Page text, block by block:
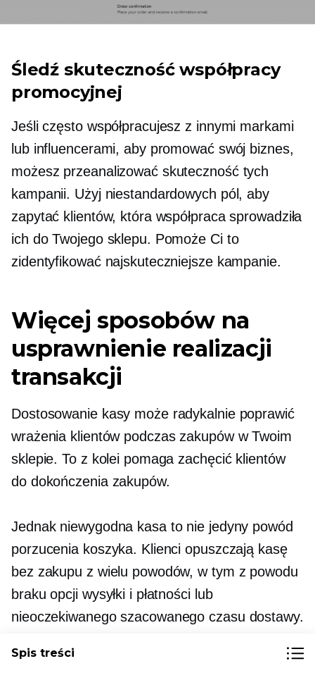
Śledź skuteczność współpracy
promocyjnej
Jeśli często współpracujesz z innymi markami
lub influencerami, aby promować swój biznes,
możesz przeanalizować skuteczność tych
kampanii. Użyj niestandardowych pól, aby
zapytać klientów, która współpraca sprowadziła
ich do Twojego sklepu. Pomoże Ci to
zidentyfikować najskuteczniejsze kampanie.
Więcej sposobów na
usprawnienie realizacji
transakcji
Dostosowanie kasy może radykalnie poprawić
wrażenia klientów podczas zakupów w Twoim
sklepie. To z kolei pomaga zachęcić klientów
do dokończenia zakupów.
Jednak niewygodna kasa to nie jedyny powód
porzucenia koszyka. Klienci opuszczają kasę
bez zakupu z wielu powodów, w tym z powodu
braku opcji wysyłki i płatności lub
nieoczekiwanego szacowanego czasu dostawy.
Spójrz na wyniki tego
Spis treści